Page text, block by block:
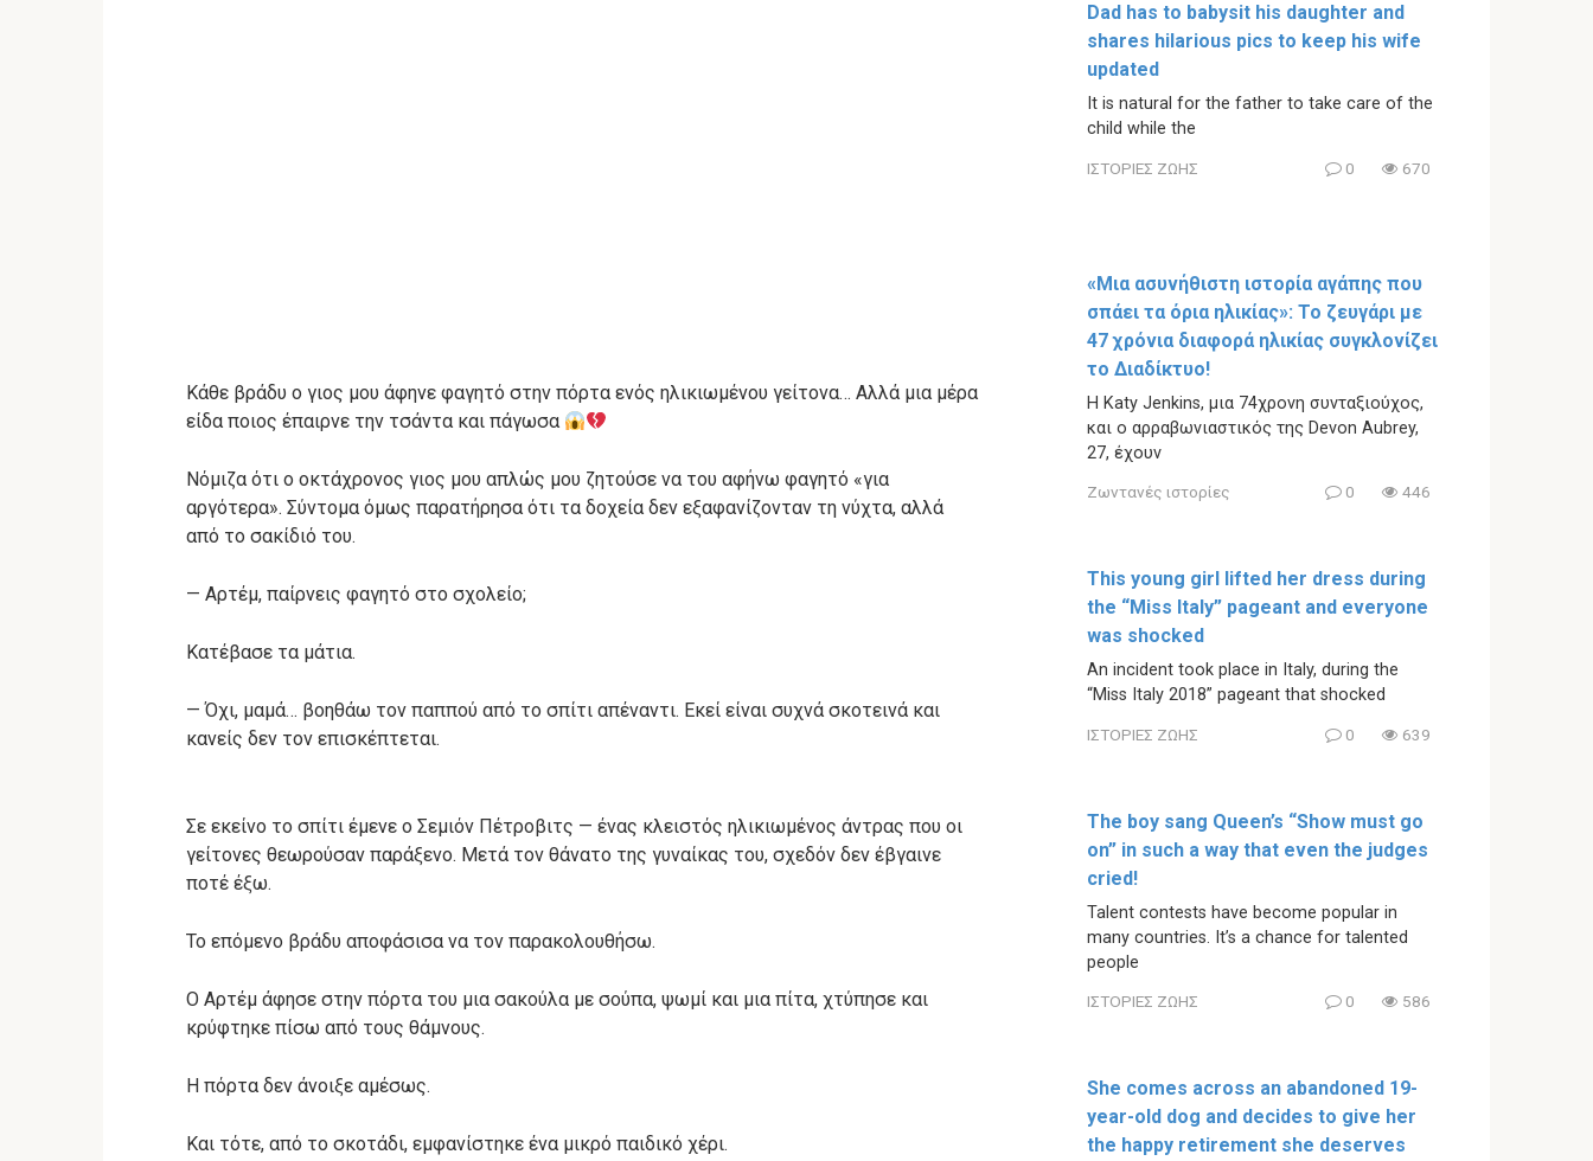
Κάθε βράδυ ο γιος μου άφηνε φαγητό στην πόρτα ενός ηλικιωμένου γείτονα… Αλλά μια μέρα
είδα ποιος έπαιρνε την τσάντα και πάγωσα
Νόμιζα ότι ο οκτάχρονος γιος μου απλώς μου ζητούσε να του αφήνω φαγητό «για
αργότερα». Σύντομα όμως παρατήρησα ότι τα δοχεία δεν εξαφανίζονταν τη νύχτα, αλλά
από το σακίδιό του.
— Αρτέμ, παίρνεις φαγητό στο σχολείο;
Κατέβασε τα μάτια.
— Όχι, μαμά… βοηθάω τον παππού από το σπίτι απέναντι. Εκεί είναι συχνά σκοτεινά και
κανείς δεν τον επισκέπτεται.
Σε εκείνο το σπίτι έμενε ο Σεμιόν Πέτροβιτς — ένας κλειστός ηλικιωμένος άντρας που οι
γείτονες θεωρούσαν παράξενο. Μετά τον θάνατο της γυναίκας του, σχεδόν δεν έβγαινε
ποτέ έξω.
Το επόμενο βράδυ αποφάσισα να τον παρακολουθήσω.
Ο Αρτέμ άφησε στην πόρτα του μια σακούλα με σούπα, ψωμί και μια πίτα, χτύπησε και
κρύφτηκε πίσω από τους θάμνους.
Η πόρτα δεν άνοιξε αμέσως.
Και τότε, από το σκοτάδι, εμφανίστηκε ένα μικρό παιδικό χέρι.
Dad has to babysit his daughter and
shares hilarious pics to keep his wife
updated
It is natural for the father to take care of the
child while the
ΙΣΤΟΡΙΕΣ ΖΩΗΣ 0 670
«Μια ασυνήθιστη ιστορία αγάπης που
σπάει τα όρια ηλικίας»: Το ζευγάρι με
47 χρόνια διαφορά ηλικίας συγκλονίζει
το Διαδίκτυο!
Η Katy Jenkins, μια 74χρονη συνταξιούχος,
και ο αρραβωνιαστικός της Devon Aubrey,
27, έχουν
Ζωντανές ιστορίες 0 446
This young girl lifted her dress during
the “Miss Italy” pageant and everyone
was shocked
An incident took place in Italy, during the
“Miss Italy 2018” pageant that shocked
ΙΣΤΟΡΙΕΣ ΖΩΗΣ 0 639
The boy sang Queen’s “Show must go
on” in such a way that even the judges
cried!
Talent contests have become popular in
many countries. It’s a chance for talented
people
ΙΣΤΟΡΙΕΣ ΖΩΗΣ 0 586
She comes across an abandoned 19-
year-old dog and decides to give her
the happy retirement she deserves